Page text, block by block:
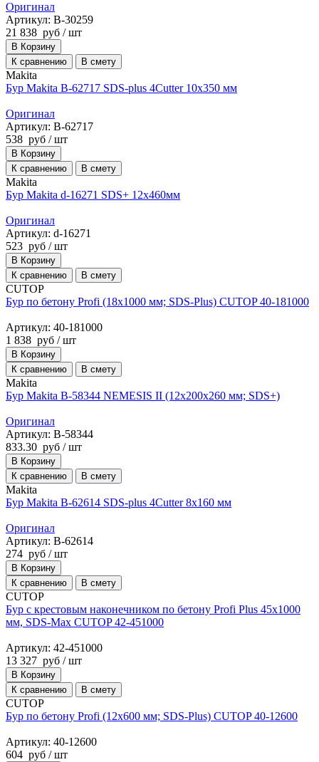
Оригинал
Артикул: B-30259
21 838 руб / шт
В Корзину
К сравнению
В смету
Makita
Бур Makita B-62717 SDS-plus 4Cutter 10x350 мм
Оригинал
Артикул: B-62717
538 руб / шт
В Корзину
К сравнению
В смету
Makita
Бур Makita d-16271 SDS+ 12x460мм
Оригинал
Артикул: d-16271
523 руб / шт
В Корзину
К сравнению
В смету
CUTOP
Бур по бетону Profi (18х1000 мм; SDS-Plus) CUTOP 40-181000
Артикул: 40-181000
1 838 руб / шт
В Корзину
К сравнению
В смету
Makita
Бур Makita B-58344 NEMESIS II (12х200х260 мм; SDS+)
Оригинал
Артикул: B-58344
833.30 руб / шт
В Корзину
К сравнению
В смету
Makita
Бур Makita B-62614 SDS-plus 4Cutter 8x160 мм
Оригинал
Артикул: B-62614
274 руб / шт
В Корзину
К сравнению
В смету
CUTOP
Бур с крестовым наконечником по бетону Profi Plus 45x1000
мм, SDS-Max CUTOP 42-451000
Артикул: 42-451000
13 327 руб / шт
В Корзину
К сравнению
В смету
CUTOP
Бур по бетону Profi (12х600 мм; SDS-Plus) CUTOP 40-12600
Артикул: 40-12600
604 руб / шт